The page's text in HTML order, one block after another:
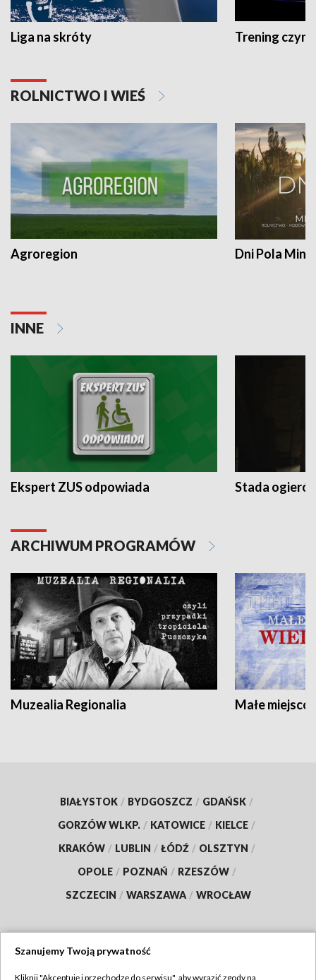
Liga na skróty Trening czyni
ROLNICTWO I WIEŚ
Agroregion Dni Pola
INNE
Ekspert ZUS odpowiada Stada
ARCHIWUM PROGRAMÓW
Muzealia Regionalia Małe
BIAŁYSTOK / BYDGOSZCZ / GDAŃSK /
GORZÓW WLKP. / KATOWICE / KIELCE /
KRAKÓW / LUBLIN / ŁÓDŹ / OLSZTYN /
OPOLE / POZNAŃ / RZESZÓW /
SZCZECIN / WARSZAWA / WROCŁAW
Szanujemy Twoją prywatność
Kliknij "Akceptuję i przechodzę do serwisu", aby wyrazić zgody na